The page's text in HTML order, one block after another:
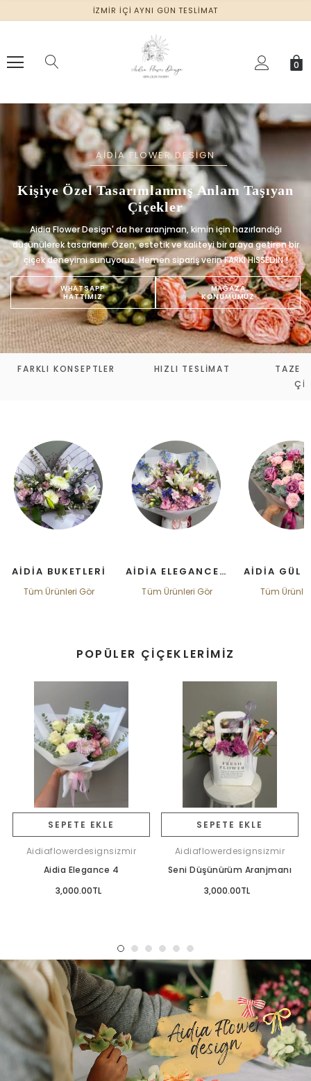
İZMIR İÇI AYNI GÜN TESLIMAT
0
AİDİA FLOWER DESİGN
Kişiye Özel Tasarımlanmış Anlam Taşıyan
Çiçekler
Aidia Flower Design' da her aranjman, kimin için hazırlandığı
düşünülerek tasarlanır. Özen, estetik ve kaliteyi bir araya getiren bir
çiçek deneyimi sunuyoruz. Hemen sipariş verin FARKI HİSSEDİN !
WHATSAPP
HATTIMIZ
MAĞAZA
KONUMUMUZ
FARKLI KONSEPTLER HIZLI TESLIMAT
TAZE
AIDIA BUKETLERI
Tüm Ürünleri Gör
AIDIA ELEGANCE BUKETLER
Tüm Ürünleri Gör Tüm
POPÜLER ÇIÇEKLERIMIZ
SEPETE EKLE
Aidiaflowerdesignsizmir
Aidia Elegance 4
3,000.00TL
SEPETE EKLE
Aidiaflowerdesignsizmir
Seni Düşünürüm Aranjmanı
3,000.00TL